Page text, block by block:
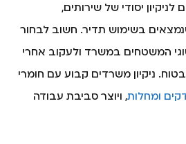
לניקיון יסודי של שירותים,
בשימוש תדיר. חשוב לבחור
המשטחים במשרד ולעקוב אחרי
ניקיון משרדים קבוע עם חומרי
ומחלות, ויוצר סביבת עבודה